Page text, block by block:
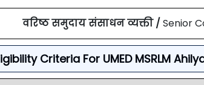
वरिष्ठ समुदाय संसाधन व्यक्ती / Senior
Criteria For UMED MSRLM